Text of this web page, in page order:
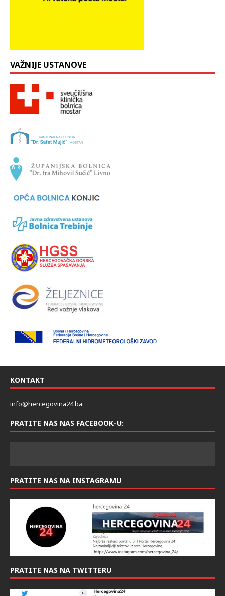
VAŽNIJE USTANOVE
KONTAKT
info@hercegovina24.ba
PRATITE NAS NAS FACEBOOK-U:
PRATITE NAS NA INSTAGRAMU
PRATITE NAS NA TWITTERU